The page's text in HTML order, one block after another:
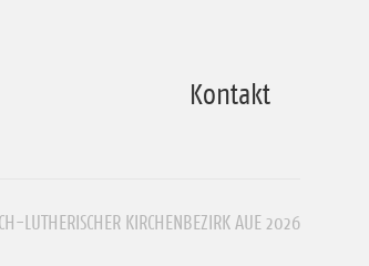
Kontakt
LUTHERISCHER KIRCHENBEZIRK AUE 2026